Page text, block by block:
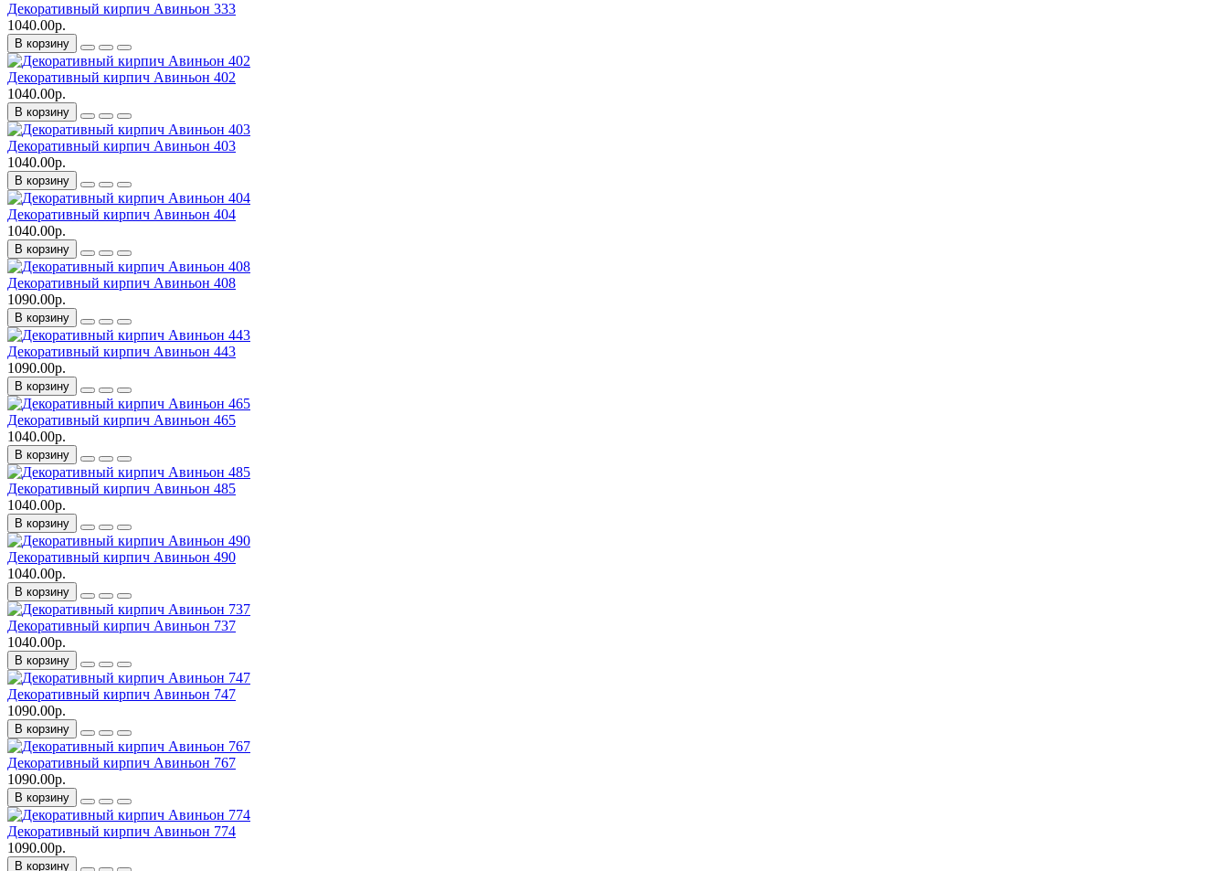
Декоративный кирпич Авиньон 333
1040.00р.
В корзину
Декоративный кирпич Авиньон 402
1040.00р.
В корзину
Декоративный кирпич Авиньон 403
1040.00р.
В корзину
Декоративный кирпич Авиньон 404
1040.00р.
В корзину
Декоративный кирпич Авиньон 408
1090.00р.
В корзину
Декоративный кирпич Авиньон 443
1090.00р.
В корзину
Декоративный кирпич Авиньон 465
1040.00р.
В корзину
Декоративный кирпич Авиньон 485
1040.00р.
В корзину
Декоративный кирпич Авиньон 490
1040.00р.
В корзину
Декоративный кирпич Авиньон 737
1040.00р.
В корзину
Декоративный кирпич Авиньон 747
1090.00р.
В корзину
Декоративный кирпич Авиньон 767
1090.00р.
В корзину
Декоративный кирпич Авиньон 774
1090.00р.
В корзину